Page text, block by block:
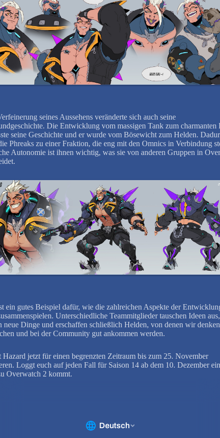
seines Aussehens veränderte sich auch seine
Die Entwicklung vom massigen Tank zum charmanten
seine Geschichte und er wurde vom Bösewicht zum Helden.
Phreaks zu einer Fraktion, die eng mit den Omnics in Verbindung
Autonomie ist ihnen wichtig, was sie von anderen Gruppen in
ein gutes Beispiel dafür, wie die zahlreichen Aspekte der
Unterschiedliche Teammitglieder tauschen Ideen aus,
neue Dinge und erschaffen schließlich Helden, von denen wir
und bei der Community gut ankommen werden.
jetzt für einen begrenzten Zeitraum bis zum 25. November
Loggt euch auf jeden Fall für Saison 14 ab dem 10. Dezember
Overwatch 2 kommt.